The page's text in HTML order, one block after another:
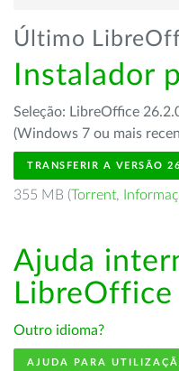
Último
Instalador
Seleção: LibreOffice
(Windows 7 ou mais
TRANSFERIR A VERSÃO
355 MB (Torrent,
Ajuda
LibreOffice
Outro idioma?
AJUDA PARA